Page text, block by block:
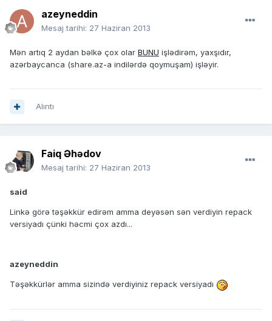
azeyneddin
Mesaj tarihi: 27 Haziran 2013
Mən artıq 2 aydan bəlkə çox olar BUNU işlədirəm, yaxşıdır,
azərbaycanca (share.az-a indilərdə qoymuşam) işləyir.
Alıntı
Faiq Əhədov
Mesaj tarihi: 27 Haziran 2013
said
Linkə görə təşəkkür edirəm amma deyəsən sən verdiyin repack
versiyadı çünki həcmi çox azdı...
azeyneddin
Təşəkkürlər amma sizində verdiyiniz repack versiyadı